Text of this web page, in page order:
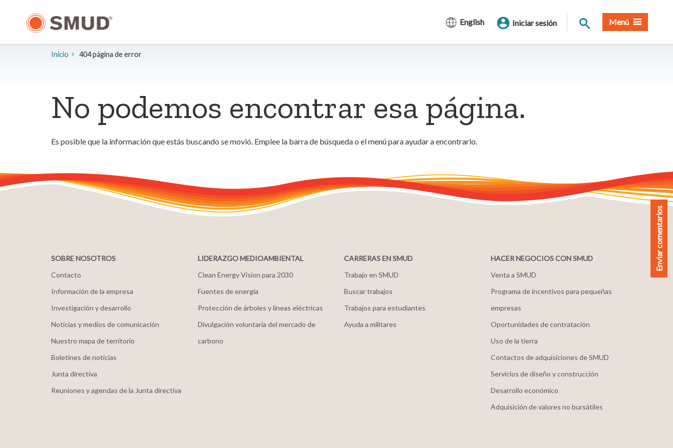
contenido
English Iniciar sesión Buscar en el sitio
Menú
Inicio 404 página de error
No podemos encontrar esa página.
Es posible que la información que estás buscando se movió. Emplee la barra de búsqueda o el menú para ayudar a encontrarlo.
SOBRE NOSOTROS
Contacto
Información de la empresa
Investigación y desarrollo
Noticias y medios de comunicación
Nuestro mapa de territorio
Boletines de noticias
Junta directiva
Reuniones y agendas de la Junta directiva
LIDERAZGO MEDIOAMBIENTAL
Clean Energy Vision para 2030
Fuentes de energía
Protección de árboles y líneas eléctricas
Divulgación voluntaria del mercado de
carbono
CARRERAS EN SMUD
Trabajo en SMUD
Buscar trabajos
Trabajos para estudiantes
Ayuda a militares
HACER NEGOCIOS CON SMUD
Venta a SMUD
Programa de incentivos para pequeñas
empresas
Oportunidades de contratación
Uso de la tierra
Contactos de adquisiciones de SMUD
Servicios de diseño y construcción
Desarrollo económico
Adquisición de valores no bursátiles
Enviar comentarios